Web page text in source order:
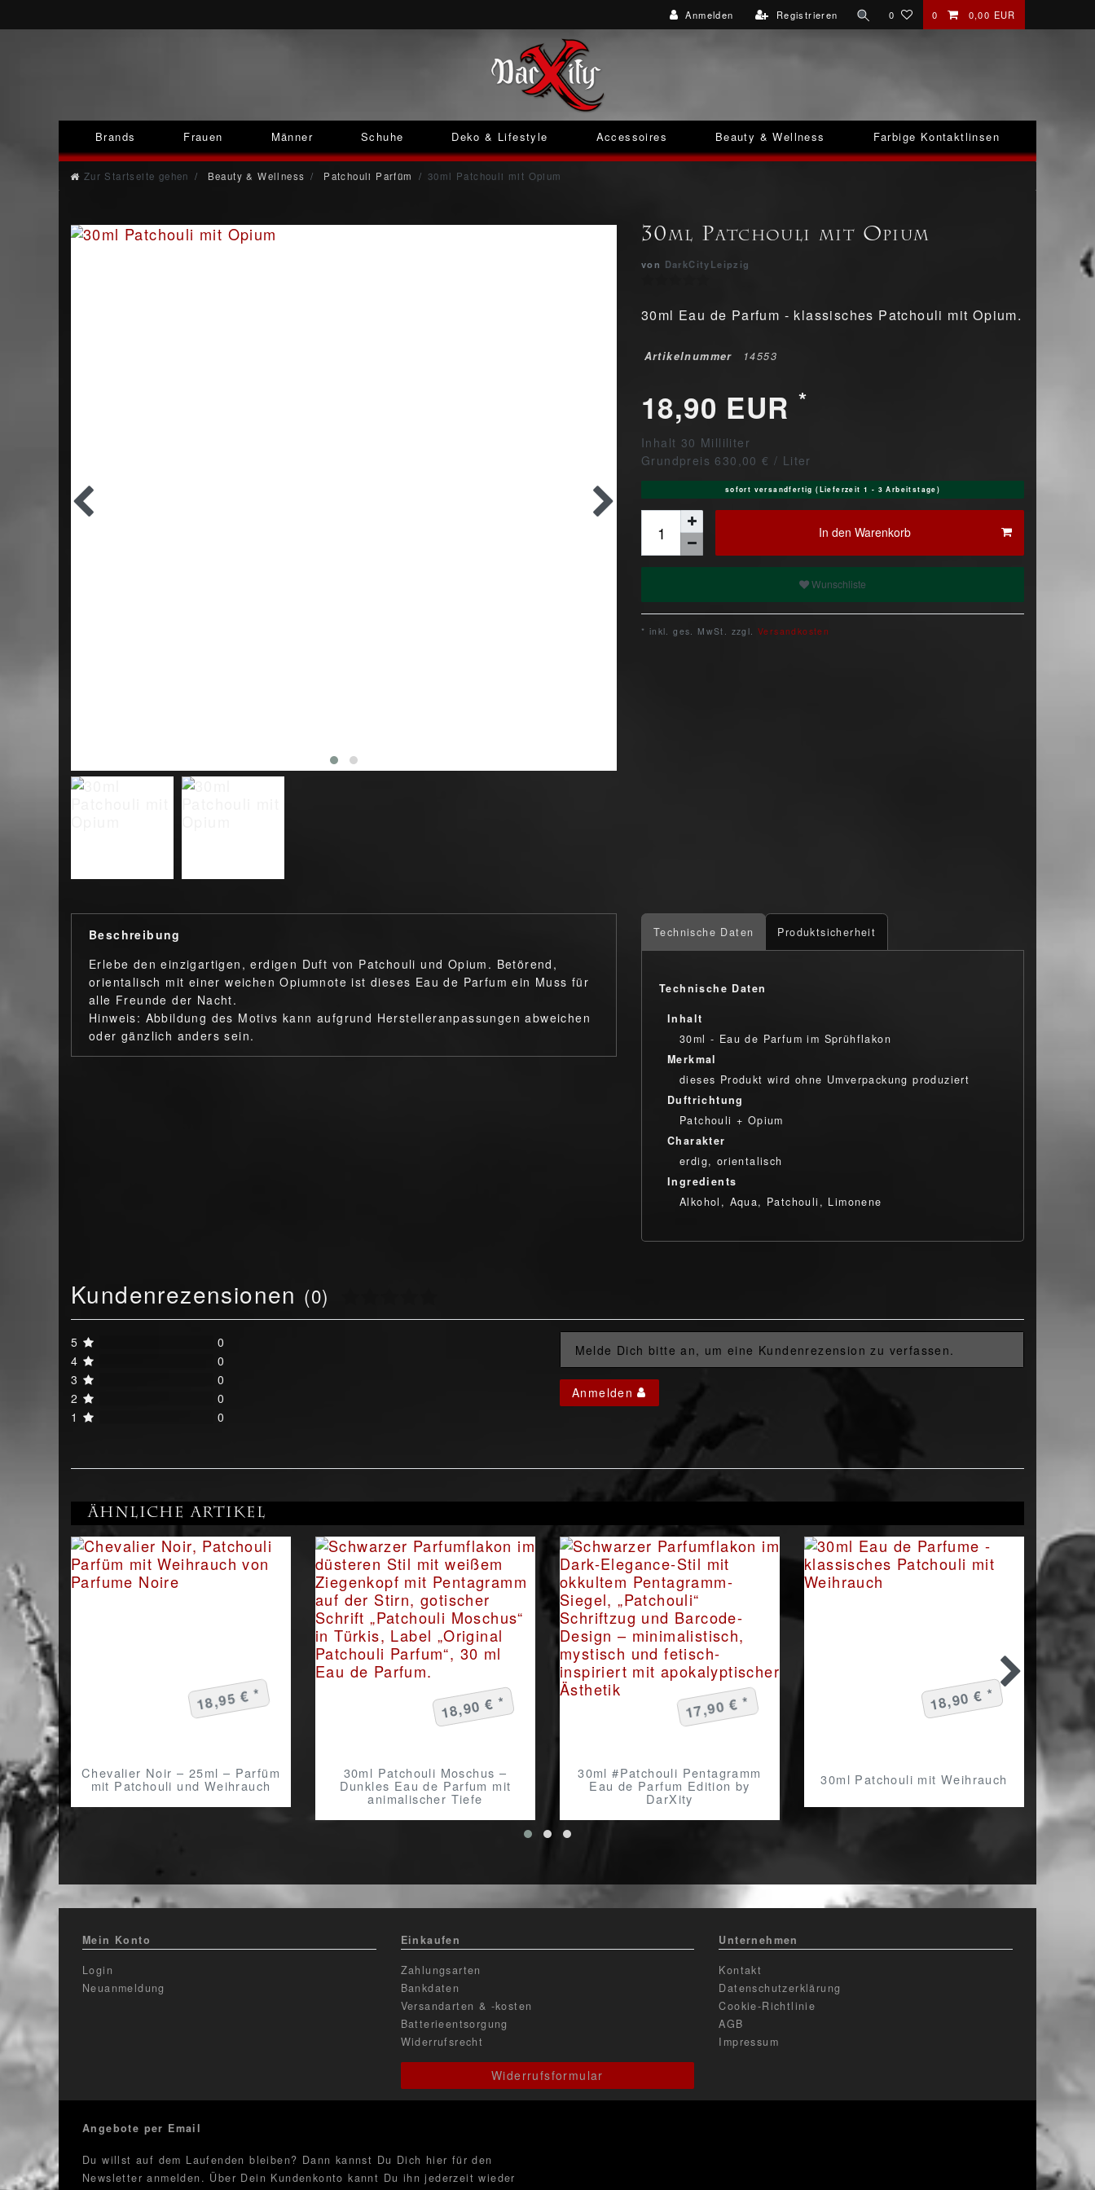
Anmelden Registrieren 0 0 0,00 EUR
Brands Frauen Männer Schuhe Deko & Lifestyle Accessoires Beauty & Wellness Farbige Kontaktlinsen
Zur Startseite gehen Beauty & Wellness Patchouli Parfüm 30ml Patchouli mit Opium
30ml Patchouli mit Opium
von DarkCityLeipzig
30ml Eau de Parfum - klassisches Patchouli mit Opium.
Artikelnummer 14553
18,90 EUR *
Inhalt 30 Milliliter
Grundpreis 630,00 € / Liter
sofort versandfertig (Lieferzeit 1 - 3 Arbeitstage)
In den Warenkorb
Wunschliste
* inkl. ges. MwSt. zzgl. Versandkosten
Beschreibung
Erlebe den einzigartigen, erdigen Duft von Patchouli und Opium. Betörend,
orientalisch mit einer weichen Opiumnote ist dieses Eau de Parfum ein Muss für
alle Freunde der Nacht.
Hinweis: Abbildung des Motivs kann aufgrund Herstelleranpassungen abweichen
oder gänzlich anders sein.
Technische Daten Produktsicherheit
Technische Daten
Inhalt
30ml - Eau de Parfum im Sprühflakon
Merkmal
dieses Produkt wird ohne Umverpackung produziert
Duftrichtung
Patchouli + Opium
Charakter
erdig, orientalisch
Ingredients
Alkohol, Aqua, Patchouli, Limonene
Kundenrezensionen (0)
5
0
4
0
3
0
2
0
1
0
Melde Dich bitte an, um eine Kundenrezension zu verfassen.
Anmelden
Ähnliche Artikel
Chevalier Noir – 25ml – Parfüm
mit Patchouli und Weihrauch
18,95 € *
30ml Patchouli Moschus –
Dunkles Eau de Parfum mit
animalischer Tiefe
18,90 € *
30ml #Patchouli Pentagramm
Eau de Parfum Edition by
DarXity
17,90 € *
30ml Patchouli mit Weihrauch
18,90 € *
Mein Konto
Login
Neuanmeldung
Einkaufen
Zahlungsarten
Bankdaten
Versandarten & -kosten
Batterieentsorgung
Widerrufsrecht
Widerrufsformular
Unternehmen
Kontakt
Datenschutzerklärung
Cookie-Richtlinie
AGB
Impressum
Angebote per Email
Du willst auf dem Laufenden bleiben? Dann kannst Du Dich hier für den
Newsletter anmelden. Über Dein Kundenkonto kannt Du ihn jederzeit wieder